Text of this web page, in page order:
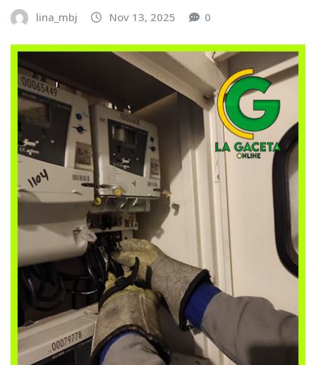
lina_mbj Nov 13, 2025 0